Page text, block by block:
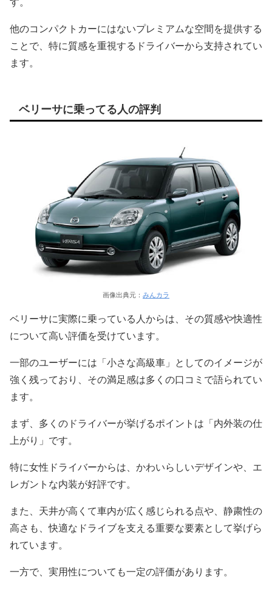
他のコンパクトカーにはないプレミアムな空間を提供する
ことで、特に質感を重視するドライバーから支持されてい
ます。
ベリーサに乗ってる人の評判
画像出典元： みんカラ
ベリーサに実際に乗っている人からは、その質感や快適性
について高い評価を受けています。
一部のユーザーには「小さな高級車」としてのイメージが
強く残っており、その満足感は多くの口コミで語られてい
ます。
まず、多くのドライバーが挙げるポイントは「内外装の仕
上がり」です。
特に女性ドライバーからは、かわいらしいデザインや、エ
レガントな内装が好評です。
また、天井が高くて車内が広く感じられる点や、静粛性の
高さも、快適なドライブを支える重要な要素として挙げら
れています。
一方で、実用性についても一定の評価があります。